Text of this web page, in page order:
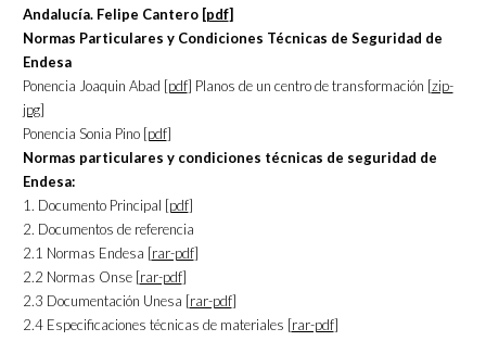
Andalucía. Felipe Cantero [pdf]
Normas Particulares y Condiciones Técnicas de Seguridad de
Endesa
Ponencia Joaquin Abad [pdf] Planos de un centro de transformación [zip-
jpg]
Ponencia Sonia Pino [pdf]
Normas particulares y condiciones técnicas de seguridad de
Endesa:
1. Documento Principal [pdf]
2. Documentos de referencia
2.1 Normas Endesa [rar-pdf]
2.2 Normas Onse [rar-pdf]
2.3 Documentación Unesa [rar-pdf]
2.4 Especificaciones técnicas de materiales [rar-pdf]